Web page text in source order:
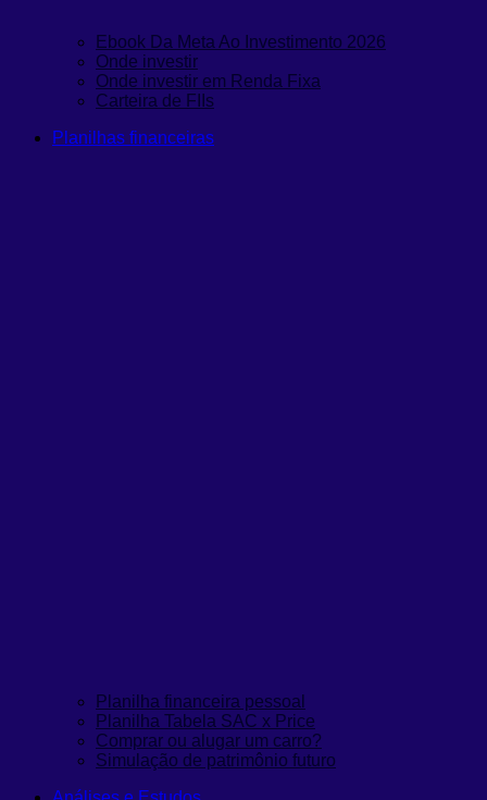
Ebook Da Meta Ao Investimento 2026
Onde investir
Onde investir em Renda Fixa
Carteira de FIIs
Planilhas financeiras
Planilha financeira pessoal
Planilha Tabela SAC x Price
Comprar ou alugar um carro?
Simulação de patrimônio futuro